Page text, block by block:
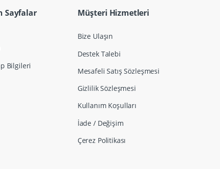
Sayfalar
Bilgileri
Müşteri Hizmetleri
Bize Ulaşın
Destek Talebi
Mesafeli Satış Sözleşmesi
Gizlilik Sözleşmesi
Kullanım Koşulları
İade / Değişim
Çerez Politikası